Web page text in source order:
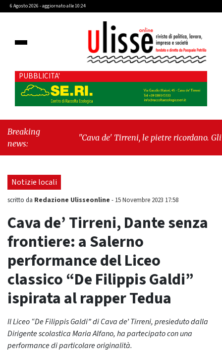
6 Agosto 2026 - aggiornato alle 10:24
PUBBLICITA'
Breaking
news:
"Cava de' Tirreni, le pietre ricordano. Gli
Notizie locali
scritto da Redazione Ulisseonline - 15 Novembre 2023 17:58
Cava de’ Tirreni, Dante senza
frontiere: a Salerno
performance del Liceo
classico “De Filippis Galdi”
ispirata al rapper Tedua
Il Liceo “De Filippis Galdi” di Cava de’ Tirreni, presieduto dalla
Dirigente scolastica Maria Alfano, ha partecipato con una
performance di particolare originalità.